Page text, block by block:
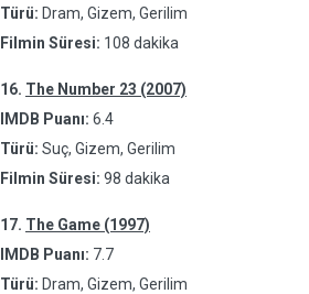
Türü: Dram, Gizem, Gerilim
Filmin Süresi: 108 dakika
16. The Number 23 (2007)
IMDB Puanı: 6.4
Türü: Suç, Gizem, Gerilim
Filmin Süresi: 98 dakika
17. The Game (1997)
IMDB Puanı: 7.7
Türü: Dram, Gizem, Gerilim